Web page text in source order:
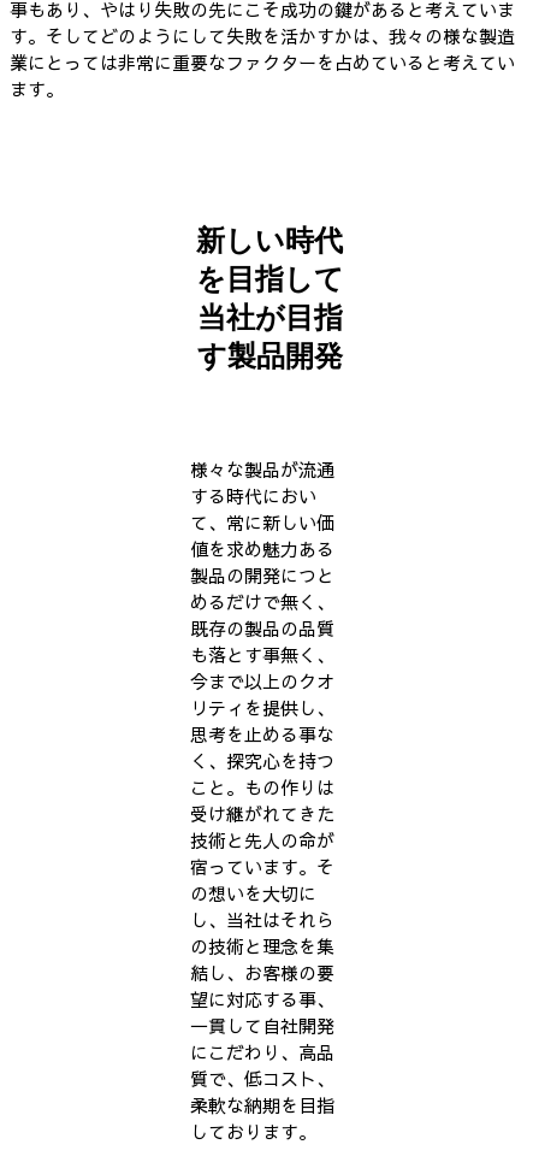
事もあり、やはり失敗の先にこそ成功の鍵があると考えていま
す。そしてどのようにして失敗を活かすかは、我々の様な製造
業にとっては非常に重要なファクターを占めていると考えてい
ます。
新しい時代
を目指して
当社が目指
す製品開発
様々な製品が流通
する時代におい
て、常に新しい価
値を求め魅力ある
製品の開発につと
めるだけで無く、
既存の製品の品質
も落とす事無く、
今まで以上のクオ
リティを提供し、
思考を止める事な
く、探究心を持つ
こと。もの作りは
受け継がれてきた
技術と先人の命が
宿っています。そ
の想いを大切に
し、当社はそれら
の技術と理念を集
結し、お客様の要
望に対応する事、
一貫して自社開発
にこだわり、高品
質で、低コスト、
柔軟な納期を目指
しております。